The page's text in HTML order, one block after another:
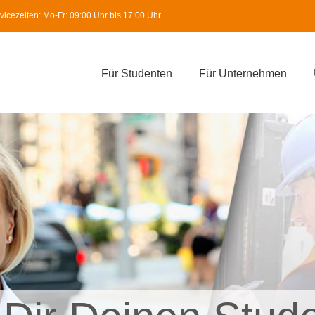
Mo-Fr: 09:00 Uhr bis 17:00 Uhr
Für Studenten Für Unternehmen